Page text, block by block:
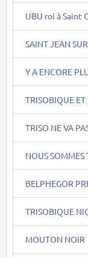
UBU roi à Saint
SAINT JEAN
Y A ENCORE
TRISOBIQUE
TRISO NE VA
NOUS SOMMES
BELPHEGOR
TRISOBIQUE
MOUTON NOIR